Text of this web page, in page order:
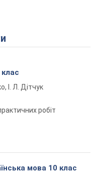
І. Л. Дітчук
робіт
мова 10 клас